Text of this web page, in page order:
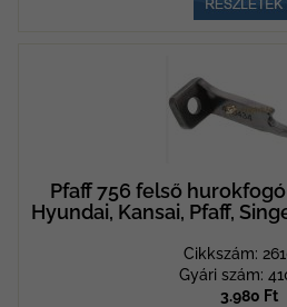
Pfaff 756 felső hurokfogó
Hyundai, Kansai, Pfaff,
Cikkszám:
Gyári szám:
3.980 Ft